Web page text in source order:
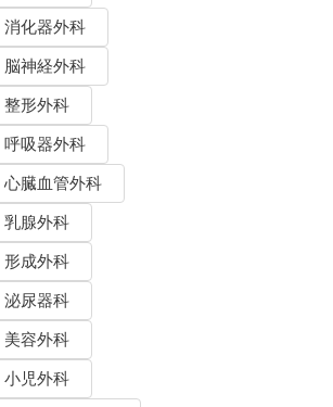
化器外科
神経外科
形外科
吸器外科
臓血管外科
腺外科
成外科
尿器科
容外科
児外科